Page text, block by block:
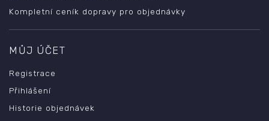
Kompletní ceník dopravy pro objednávky
MŮJ ÚČET
Registrace
Přihlášení
Historie objednávek